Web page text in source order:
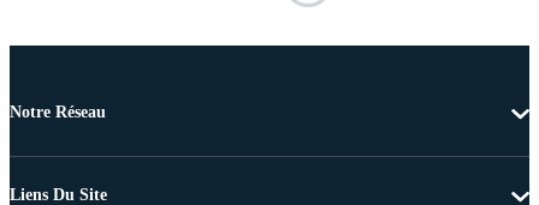
Notre Réseau
Liens Du Site